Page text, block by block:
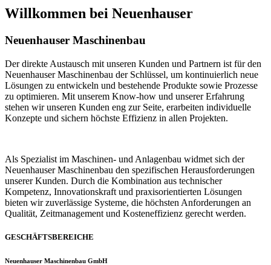
Willkommen bei Neuenhauser
Neuenhauser Maschinenbau
Der direkte Austausch mit unseren Kunden und Partnern ist für den
Neuenhauser Maschinenbau der Schlüssel, um kontinuierlich neue
Lösungen zu entwickeln und bestehende Produkte sowie Prozesse
zu optimieren. Mit unserem Know-how und unserer Erfahrung
stehen wir unseren Kunden eng zur Seite, erarbeiten individuelle
Konzepte und sichern höchste Effizienz in allen Projekten.
Als Spezialist im Maschinen- und Anlagenbau widmet sich der
Neuenhauser Maschinenbau den spezifischen Herausforderungen
unserer Kunden. Durch die Kombination aus technischer
Kompetenz, Innovationskraft und praxisorientierten Lösungen
bieten wir zuverlässige Systeme, die höchsten Anforderungen an
Qualität, Zeitmanagement und Kosteneffizienz gerecht werden.
GESCHÄFTSBEREICHE
Neuenhauser Maschinenbau GmbH